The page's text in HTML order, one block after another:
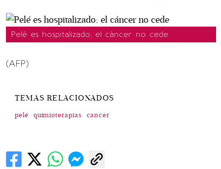
Pelé es hospitalizado; el cáncer no cede
(AFP)
TEMAS RELACIONADOS
pelé quimioterapias cancer